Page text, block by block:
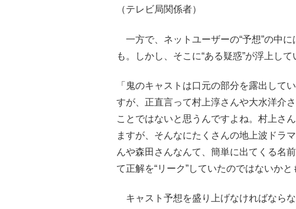
（テレビ局関係者）
一方で、ネットユーザーの“予想”の中
も。しかし、そこに“ある疑惑”が浮上して
「鬼のキャストは口元の部分を露出して
すが、正直言って村上淳さんや大水洋介
ことではないと思うんですよね。村上さ
ますが、そんなにたくさんの地上波ドラ
んや森田さんなんて、簡単に出てくる名
て正解を“リーク”していたのではないかと
キャスト予想を盛り上げなければなら